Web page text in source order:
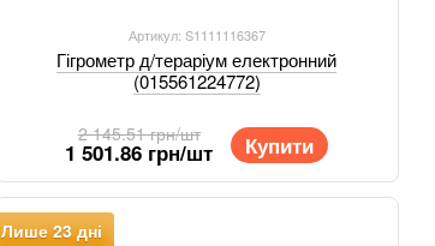
Артикул: S1111116367
Гігрометр д/тераріум електронний
(015561224772)
2 145.51 грн/шт
1 501.86 грн/шт Купити
Лише 23 дні